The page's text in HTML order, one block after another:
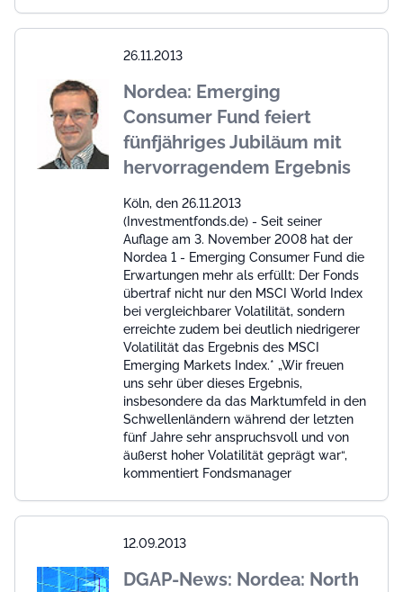
26.11.2013
Nordea: Emerging
Consumer Fund feiert
fünfjähriges Jubiläum mit
hervorragendem Ergebnis
Köln, den 26.11.2013
(Investmentfonds.de) - Seit seiner
Auflage am 3. November 2008 hat der
Nordea 1 - Emerging Consumer Fund die
Erwartungen mehr als erfüllt: Der Fonds
übertraf nicht nur den MSCI World Index
bei vergleichbarer Volatilität, sondern
erreichte zudem bei deutlich niedrigerer
Volatilität das Ergebnis des MSCI
Emerging Markets Index.* „Wir freuen
uns sehr über dieses Ergebnis,
insbesondere da das Marktumfeld in den
Schwellenländern während der letzten
fünf Jahre sehr anspruchsvoll und von
äußerst hoher Volatilität geprägt war“,
kommentiert Fondsmanager
12.09.2013
DGAP-News: Nordea: North